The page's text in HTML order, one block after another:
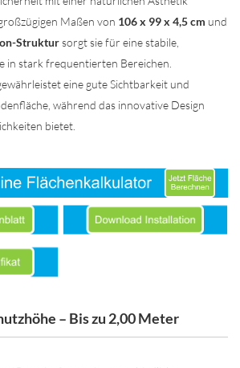
Maßen von 106 x 99 x 4,5 cm und
Struktursorgt sie für eine stabile,
in stark frequentierten Bereichen.
eine gute Sichtbarkeit und
während das innovative Design
bietet.
– Bis zu 2,00 Meter